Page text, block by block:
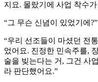
지요. 몰랐기에 사업 착수
“그 무슨 신념이 있었기에?”
“우리 선조들이 마셨던 전
었어요. 진정한 민속주를,
술을 빚는다는 거, 그건 사
라 판단했어요.”